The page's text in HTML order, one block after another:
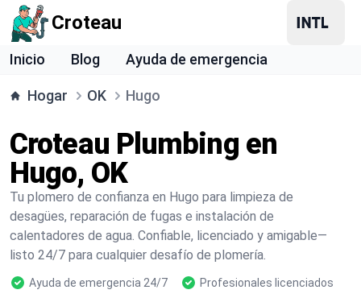
Croteau
Inicio Blog Ayuda de emergencia
Hogar OK Hugo
Croteau Plumbing en
Hugo, OK
Tu plomero de confianza en Hugo para limpieza de
desagües, reparación de fugas e instalación de
calentadores de agua. Confiable, licenciado y amigable—
listo 24/7 para cualquier desafío de plomería.
Ayuda de emergencia 24/7
Profesionales licenciados